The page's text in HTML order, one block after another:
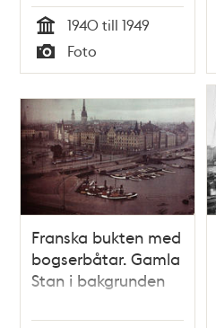
Tid
1940 till 1949
Typ
Foto
Franska bukten med
bogserbåtar. Gamla
Stan i bakgrunden